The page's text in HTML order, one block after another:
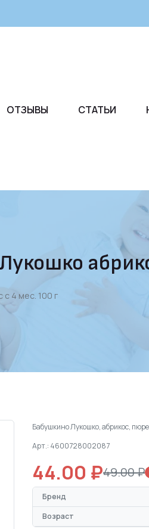
ОТЗЫВЫ СТАТЬИ
4 мес. 100 г
Бабушкино Лукошко, абрикос, пюре
Арт.: 4600728002087
44.00 ₽49.00 ₽
Бренд
Возраст